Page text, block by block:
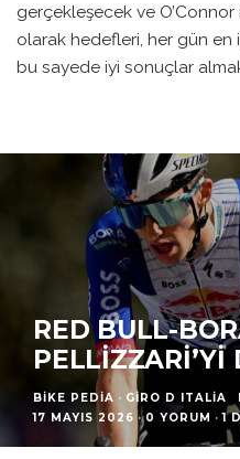
gerçekleşecek ve
olarak hedefleri, her gün en
bu sayede iyi sonuçlar
RED BULL-
PELLIZZARI’YI
BIKE PEDIA · GIRO D ITALIA
17 MAYIS 2026 · 0 YORUM · 1